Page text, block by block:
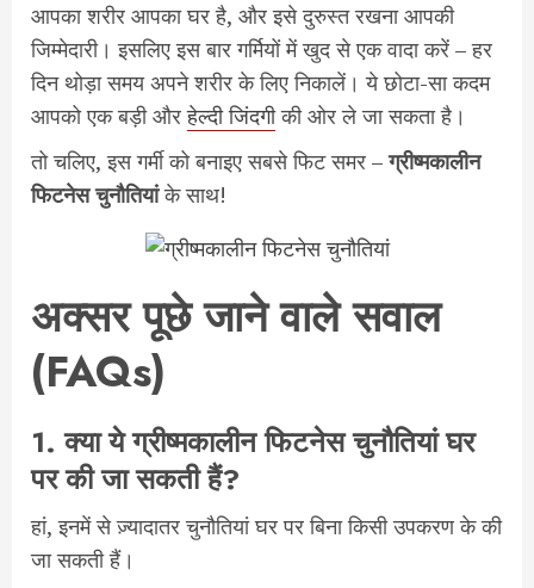
आपका शरीर आपका घर है, और इसे दुरुस्त रखना आपकी
जिम्मेदारी। इसलिए इस बार गर्मियों में खुद से एक वादा करें – हर
दिन थोड़ा समय अपने शरीर के लिए निकालें। ये छोटा-सा कदम
आपको एक बड़ी औरहेल्दी जिंदगीकी ओर ले जा सकता है।
तो चलिए, इस गर्मी को बनाइए सबसे फिट समर –ग्रीष्मकालीन
फिटनेस चुनौतियांके साथ!
अक्सर पूछे जाने वाले सवाल
(FAQs)
1.क्या ये ग्रीष्मकालीन फिटनेस चुनौतियां घर
पर की जा सकती हैं?
हां, इनमें से ज़्यादातर चुनौतियां घर पर बिना किसी उपकरण के की
जा सकती हैं।